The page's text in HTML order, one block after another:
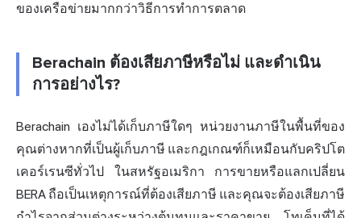
ของเครือข่ายมากกว่าวิธีการทำการตลาด
Berachain ต้องเสียภาษีหรือไม่ และดำเนิน
การอย่างไร?
Berachain เองไม่ได้เก็บภาษีใดๆ หน่วยงานภาษีในพื้นที่ของ
คุณต่างหากที่เป็นผู้เก็บภาษี และกฎเกณฑ์ก็เหมือนกับคริปโต
เคอร์เรนซีทั่วไป ในสหรัฐอเมริกา การขายหรือแลกเปลี่ยน
BERA ถือเป็นเหตุการณ์ที่ต้องเสียภาษี และคุณจะต้องเสียภาษี